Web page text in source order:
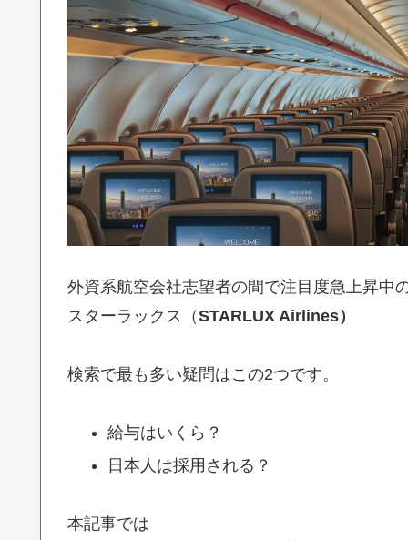
外資系航空会社志望者の間で注目度急上昇中
スターラックス（STARLUX Airlines）
検索で最も多い疑問はこの2つです。
給与はいくら？
日本人は採用される？
本記事では